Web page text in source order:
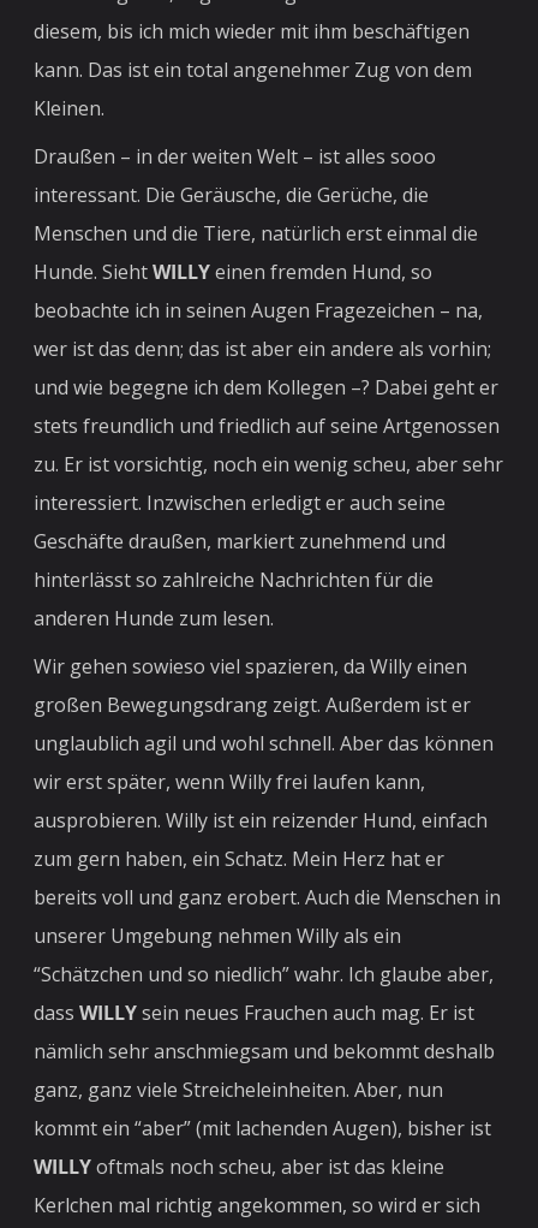
diesem, bis ich mich wieder mit ihm beschäftigen
kann. Das ist ein total angenehmer Zug von dem
Kleinen.
Draußen – in der weiten Welt – ist alles sooo
interessant. Die Geräusche, die Gerüche, die
Menschen und die Tiere, natürlich erst einmal die
Hunde. SiehtWILLYeinen fremden Hund, so
beobachte ich in seinen Augen Fragezeichen – na,
wer ist das denn; das ist aber ein andere als vorhin;
und wie begegne ich dem Kollegen –? Dabei geht er
stets freundlich und friedlich auf seine Artgenossen
zu. Er ist vorsichtig, noch ein wenig scheu, aber sehr
interessiert. Inzwischen erledigt er auch seine
Geschäfte draußen, markiert zunehmend und
hinterlässt so zahlreiche Nachrichten für die
anderen Hunde zum lesen.
Wir gehen sowieso viel spazieren, da Willy einen
großen Bewegungsdrang zeigt. Außerdem ist er
unglaublich agil und wohl schnell. Aber das können
wir erst später, wenn Willy frei laufen kann,
ausprobieren. Willy ist ein reizender Hund, einfach
zum gern haben, ein Schatz. Mein Herz hat er
bereits voll und ganz erobert. Auch die Menschen in
unserer Umgebung nehmen Willy als ein
“Schätzchen und so niedlich” wahr. Ich glaube aber,
dassWILLYsein neues Frauchen auch mag. Er ist
nämlich sehr anschmiegsam und bekommt deshalb
ganz, ganz viele Streicheleinheiten. Aber, nun
kommt ein “aber” (mit lachenden Augen), bisher ist
WILLYoftmals noch scheu, aber ist das kleine
Kerlchen mal richtig angekommen, so wird er sich